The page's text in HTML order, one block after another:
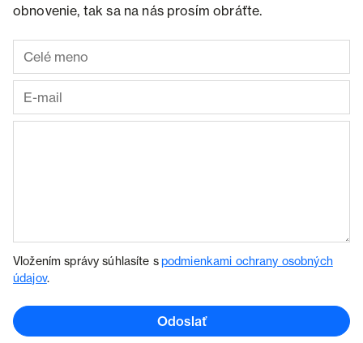
obnovenie, tak sa na nás prosím obráťte.
Vložením správy súhlasíte spodmienkami ochrany osobných
údajov.
Odoslať